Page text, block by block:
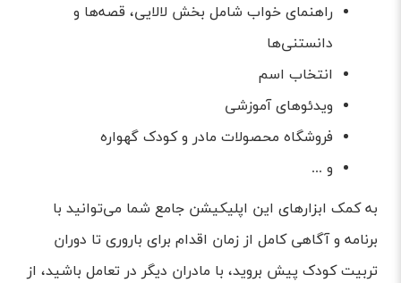
راهنمای خواب شامل بخش لالایی، قصه‌ها و
دانستنی‌ها
انتخاب اسم
ویدئوهای آموزشی
فروشگاه محصولات مادر و کودک گهواره
و ...
به کمک ابزارهای این اپلیکیشن جامع شما می‌توانید با
برنامه و آگاهی کامل از زمان اقدام برای باروری تا دوران
تربیت کودک پیش بروید، با مادران دیگر در تعامل باشید، از